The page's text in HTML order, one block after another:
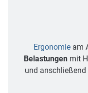
Ergonomieam
Belastungenmit
und